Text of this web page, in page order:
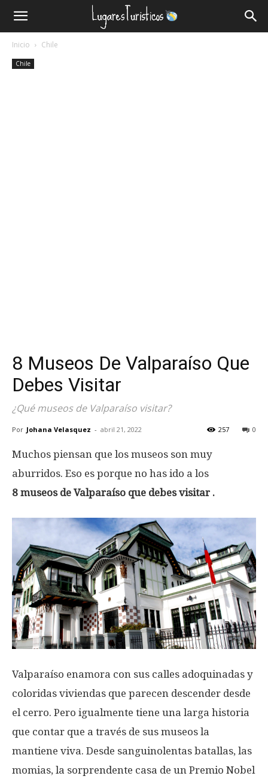
Lugares
Turísticos
Inicio Chile
Chile
8 Museos De Valparaíso Que
Debes Visitar
¿Qué museos de Valparaíso visitar?
Por Johana Velasquez - abril 21, 2022 0
257
Muchos piensan que los museos son muy
aburridos. Eso es porque no has ido a los
8 museos de Valparaíso que debes visitar .
Valparaíso enamora con sus calles adoquinadas y
coloridas viviendas que parecen descender desde
el cerro. Pero igualmente tiene una larga historia
que contar que a través de sus museos la
mantiene viva. Desde sanguinolentas batallas, las
momias, la sorprendente casa de un Premio Nobel